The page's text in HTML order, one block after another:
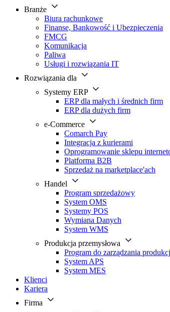
Branże
Biura rachunkowe
Finanse, Bankowość i Ubezpieczenia
FMCG
Komunikacja
Paliwa
Usługi i rozwiązania IT
Rozwiązania dla
Systemy ERP
ERP dla małych i średnich firm
ERP dla dużych firm
e-Commerce
Comarch Pay
Integracja z kurierami
Oprogramowanie sklepu
Platforma B2B
Sprzedaż na marketplace'ach
Handel
Program sprzedażowy
System OMS
Systemy POS
Wymiana Danych
System WMS
Produkcja przemysłowa
Program do zarządzania
System APS
System MES
Klienci
Kariera
Firma